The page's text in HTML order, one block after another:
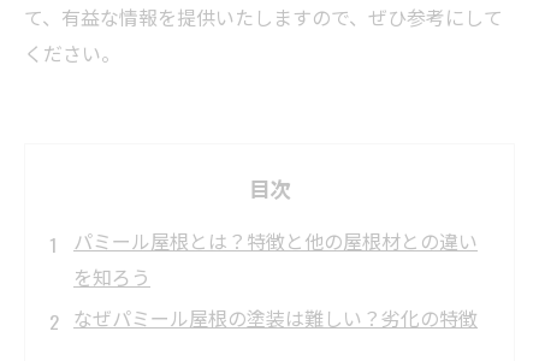
て、有益な情報を提供いたしますので、ぜひ参考にして
ください。
目次
パミール屋根とは？特徴と他の屋根材との違い
を知ろう
なぜパミール屋根の塗装は難しい？劣化の特徴